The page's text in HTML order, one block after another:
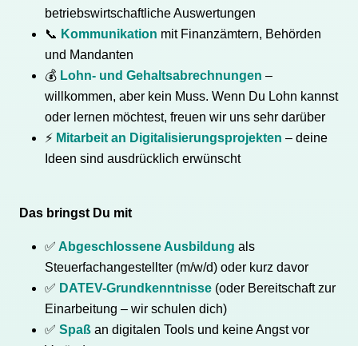
betriebswirtschaftliche Auswertungen
📞 Kommunikation mit Finanzämtern, Behörden
und Mandanten
💰 Lohn- und Gehaltsabrechnungen –
willkommen, aber kein Muss. Wenn Du Lohn kannst
oder lernen möchtest, freuen wir uns sehr darüber
⚡ Mitarbeit an Digitalisierungsprojekten – deine
Ideen sind ausdrücklich erwünscht
Das bringst Du mit
✅ Abgeschlossene Ausbildung als
Steuerfachangestellter (m/w/d) oder kurz davor
✅ DATEV-Grundkenntnisse (oder Bereitschaft zur
Einarbeitung – wir schulen dich)
✅ Spaß an digitalen Tools und keine Angst vor